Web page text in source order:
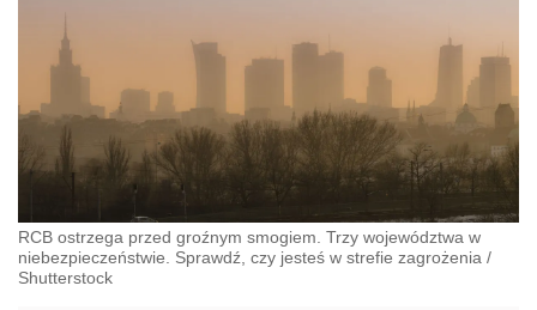
RCB ostrzega przed groźnym smogiem. Trzy województwa w
niebezpieczeństwie. Sprawdź, czy jesteś w strefie zagrożenia /
Shutterstock